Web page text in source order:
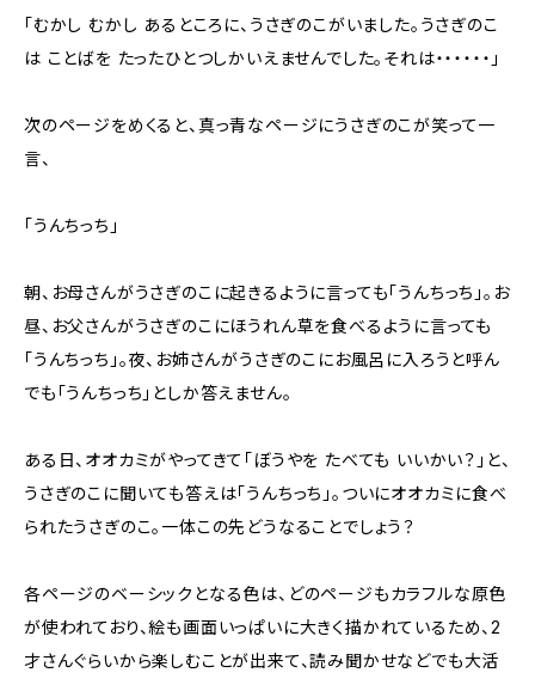
「むかし むかし あるところに、うさぎのこがいました。うさぎのこ
は ことばを たったひとつしかいえませんでした。それは・・・・・・」
次のページをめくると、真っ青なページにうさぎのこが笑って一
言、
「うんちっち」
朝、お母さんがうさぎのこに起きるように言っても「うんちっち」。お
昼、お父さんがうさぎのこにほうれん草を食べるように言っても
「うんちっち」。夜、お姉さんがうさぎのこにお風呂に入ろうと呼ん
でも「うんちっち」としか答えません。
ある日、オオカミがやってきて「ぼうやを たべても いいかい？」と、
うさぎのこに聞いても答えは「うんちっち」。ついにオオカミに食べ
られたうさぎのこ。一体この先どうなることでしょう？
各ページのベーシックとなる色は、どのページもカラフルな原色
が使われており、絵も画面いっぱいに大きく描かれているため、2
才さんぐらいから楽しむことが出来て、読み聞かせなどでも大活